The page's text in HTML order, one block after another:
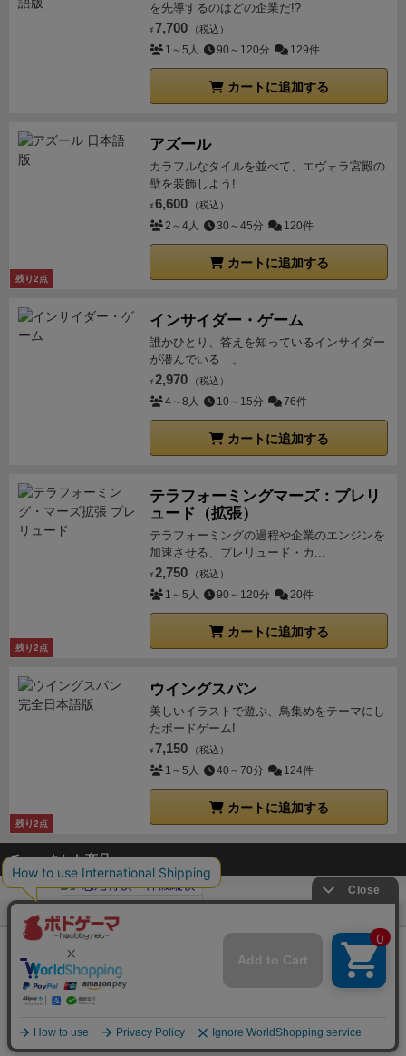
を先導するのはどの企業だ!?
¥ 7,700 （税込）
1～5人 90～120分 129件
カートに追加する
残り2点
アズール
カラフルなタイルを並べて、エヴォラ宮殿の
壁を装飾しよう!
¥ 6,600 （税込）
2～4人 30～45分 120件
カートに追加する
インサイダー・ゲーム
誰かひとり、答えを知っているインサイダー
が潜んでいる…。
¥ 2,970 （税込）
4～8人 10～15分 76件
カートに追加する
残り2点
テラフォーミングマーズ：プレリ
ュード（拡張）
テラフォーミングの過程や企業のエンジンを
加速させる、プレリュード・カ...
¥ 2,750 （税込）
1～5人 90～120分 20件
カートに追加する
残り2点
ウイングスパン
美しいイラストで遊ぶ、鳥集めをテーマにし
たボードゲーム!
¥ 7,150 （税込）
1～5人 40～70分 124件
カートに追加する
チェックした商品
【ボドゲーマ】ボードゲームの総合情報サイト
All rights reserved.